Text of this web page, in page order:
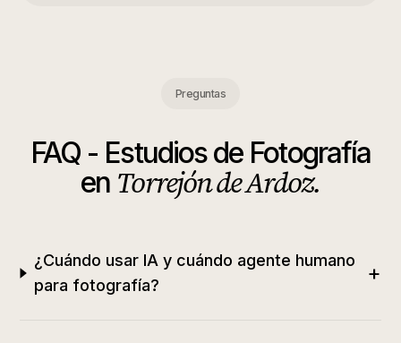
Preguntas
FAQ - Estudios de Fotografía
en Torrejón de Ardoz.
¿Cuándo usar IA y cuándo agente humano
para fotografía?
+